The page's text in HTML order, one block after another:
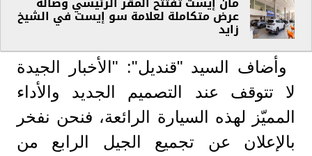
عرض متكاملة لعلامة سو إيست في الشيخ
زايد
وأضاف السيد "قنديل": "الأخبار الجيدة
لا تتوقف عند التصميم الجديد والأداء
المميّز لهذه السيارة الرائعة، فنحن نفخر
بالإعلان عن تجميع الجيل الرابع من